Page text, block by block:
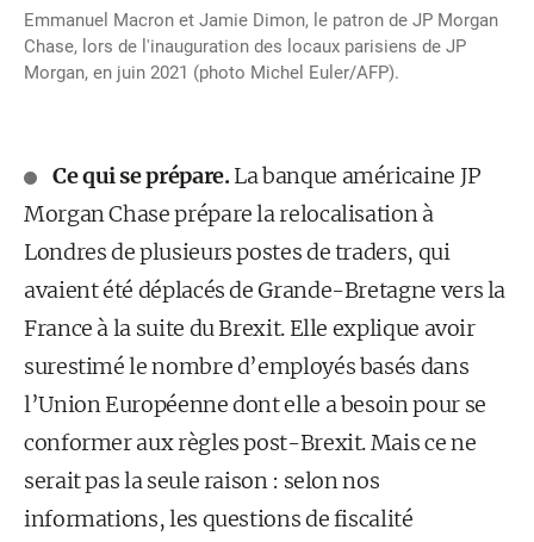
Emmanuel Macron et Jamie Dimon, le patron de JP Morgan
Chase, lors de l'inauguration des locaux parisiens de JP
Morgan, en juin 2021 (photo Michel Euler/AFP).
Ce qui se prépare.La banque américaine JP
Morgan Chase prépare la relocalisation à
Londres de plusieurs postes de traders, qui
avaient été déplacés de Grande-Bretagne vers la
France à la suite du Brexit. Elle explique avoir
surestimé le nombre d’employés basés dans
l’Union Européenne dont elle a besoin pour se
conformer aux règles post-Brexit. Mais ce ne
serait pas la seule raison : selon nos
informations, les questions de fiscalité